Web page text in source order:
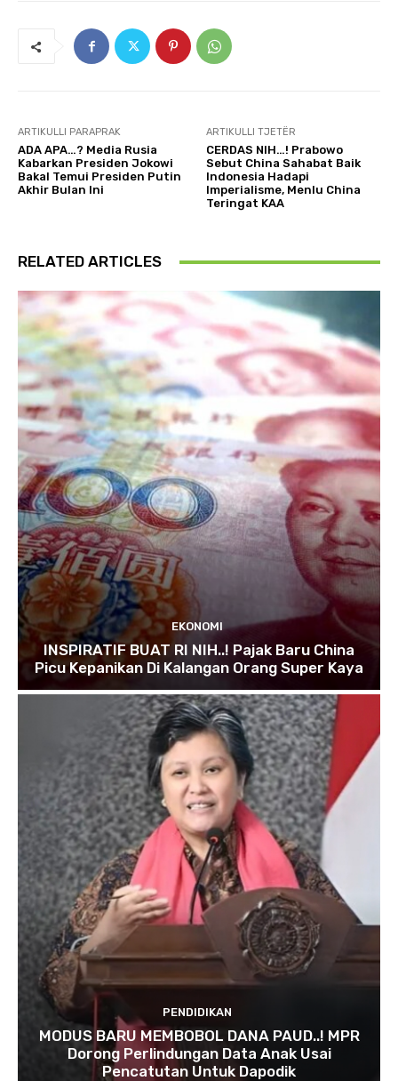
ARTIKULLI PARAPRAK
ADA APA…? Media Rusia
Kabarkan Presiden Jokowi
Bakal Temui Presiden Putin
Akhir Bulan Ini
ARTIKULLI TJETËR
CERDAS NIH…! Prabowo
Sebut China Sahabat Baik
Indonesia Hadapi
Imperialisme, Menlu China
Teringat KAA
RELATED ARTICLES
EKONOMI
INSPIRATIF BUAT RI NIH..! Pajak Baru China
Picu Kepanikan Di Kalangan Orang Super Kaya
PENDIDIKAN
MODUS BARU MEMBOBOL DANA PAUD..! MPR
Dorong Perlindungan Data Anak Usai
Pencatutan Untuk Dapodik